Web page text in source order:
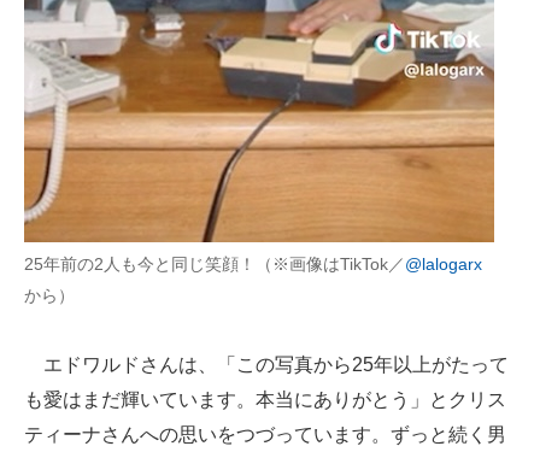
25年前の2人も今と同じ笑顔！（※画像はTikTok／@lalogarx
から）
エドワルドさんは、「この写真から25年以上がたって
も愛はまだ輝いています。本当にありがとう」とクリス
ティーナさんへの思いをつづっています。ずっと続く男